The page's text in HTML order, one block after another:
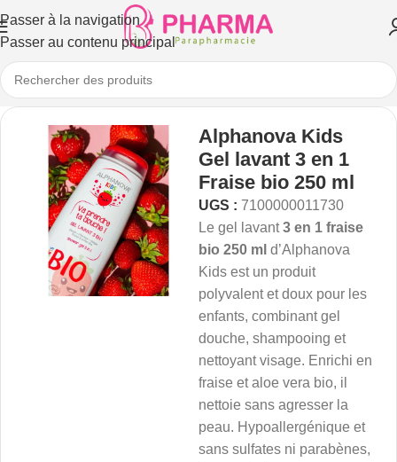
Passer à la navigation
Passer au contenu principal
Alphanova Kids
Gel lavant 3 en 1
Fraise bio 250 ml
UGS : 7100000011730
Le gel lavant3 en 1 fraise
bio 250 ml d’Alphanova
Kids est un produit
polyvalent et doux pour les
enfants, combinant gel
douche, shampooing et
nettoyant visage. Enrichi en
fraise et aloe vera bio, il
nettoie sans agresser la
peau. Hypoallergénique et
sans sulfates ni parabènes,